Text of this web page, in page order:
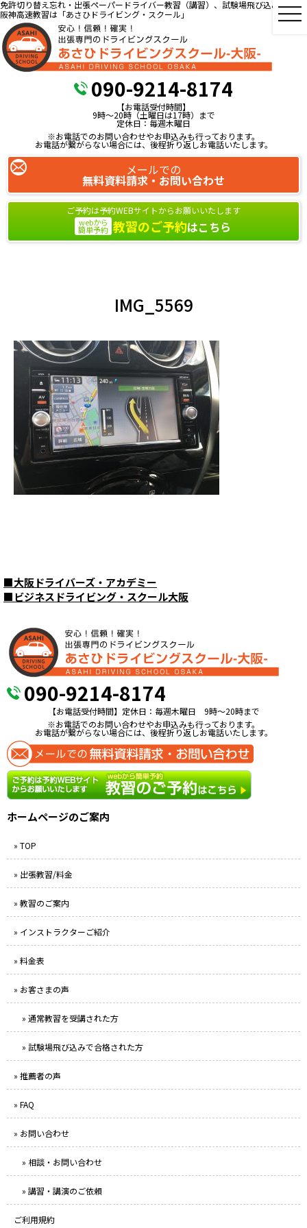
免許切り替え忘れ・出張ペーパードライバー教習（講習）、試験場飛び込み教習、
阪神高速教習は「あさひドライビング・スクール」
090-9214-8174
【お電話受付時間】
9時～20時（土曜日は17時）まで
定休日：毎週木曜日
※お電話でのお問い合わせやお申込みも行っております。
お電話が繋がらない場合には、後程折り返しお電話いたします。
メールでの
無料資料請求・お問い合わせ
ご予約は予約WEBサイトからお願いいたします
webから
簡単予約 教習のご予約はこちら
IMG_5569
■大阪ドライバーズ・アカデミー
■ビジネスドライビング・スクール大阪
090-9214-8174
【お電話受付時間】定休日：毎週木曜日 9時〜20時まで
※お電話でのお問い合わせやお申込みも行っております。
お電話が繋がらない場合には、後程折り返しお電話いたします。
ホームページのご案内
» TOP
» 出張教習/料金
» 教習のご案内
» インストラクターご紹介
» 料金表
» お客さまの声
» 通常教習を受講された方
» 試験場飛び込みで合格された方
» 推薦者の声
» FAQ
» お問い合わせ
» 相談・お問い合わせ
» 講習・講演のご依頼
ご利用規約